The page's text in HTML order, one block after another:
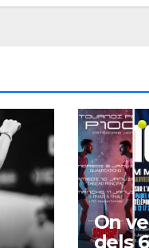
On
dels